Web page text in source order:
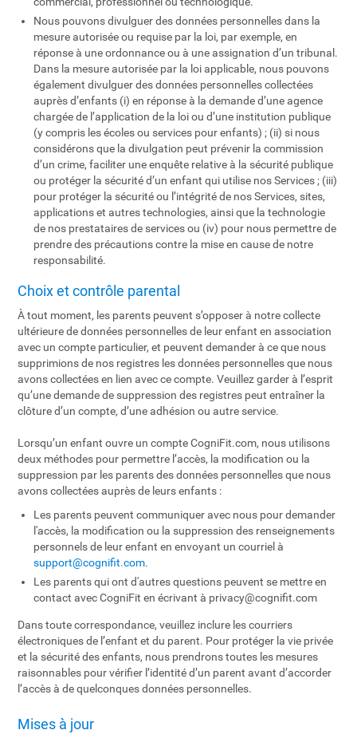
Nous pouvons divulguer des données personnelles dans la
mesure autorisée ou requise par la loi, par exemple, en
réponse à une ordonnance ou à une assignation d’un tribunal.
Dans la mesure autorisée par la loi applicable, nous pouvons
également divulguer des données personnelles collectées
auprès d’enfants (i) en réponse à la demande d’une agence
chargée de l’application de la loi ou d’une institution publique
(y compris les écoles ou services pour enfants) ; (ii) si nous
considérons que la divulgation peut prévenir la commission
d’un crime, faciliter une enquête relative à la sécurité publique
ou protéger la sécurité d’un enfant qui utilise nos Services ; (iii)
pour protéger la sécurité ou l’intégrité de nos Services, sites,
applications et autres technologies, ainsi que la technologie
de nos prestataires de services ou (iv) pour nous permettre de
prendre des précautions contre la mise en cause de notre
responsabilité.
Choix et contrôle parental
À tout moment, les parents peuvent s’opposer à notre collecte
ultérieure de données personnelles de leur enfant en association
avec un compte particulier, et peuvent demander à ce que nous
supprimions de nos registres les données personnelles que nous
avons collectées en lien avec ce compte. Veuillez garder à l’esprit
qu’une demande de suppression des registres peut entraîner la
clôture d’un compte, d’une adhésion ou autre service.
Lorsqu’un enfant ouvre un compte CogniFit.com, nous utilisons
deux méthodes pour permettre l’accès, la modification ou la
suppression par les parents des données personnelles que nous
avons collectées auprès de leurs enfants :
Les parents peuvent communiquer avec nous pour demander
l'accès, la modification ou la suppression des renseignements
personnels de leur enfant en envoyant un courriel à
support@cognifit.com.
Les parents qui ont d'autres questions peuvent se mettre en
contact avec CogniFit en écrivant à privacy@cognifit.com
Dans toute correspondance, veuillez inclure les courriers
électroniques de l’enfant et du parent. Pour protéger la vie privée
et la sécurité des enfants, nous prendrons toutes les mesures
raisonnables pour vérifier l’identité d’un parent avant d’accorder
l’accès à de quelconques données personnelles.
Mises à jour